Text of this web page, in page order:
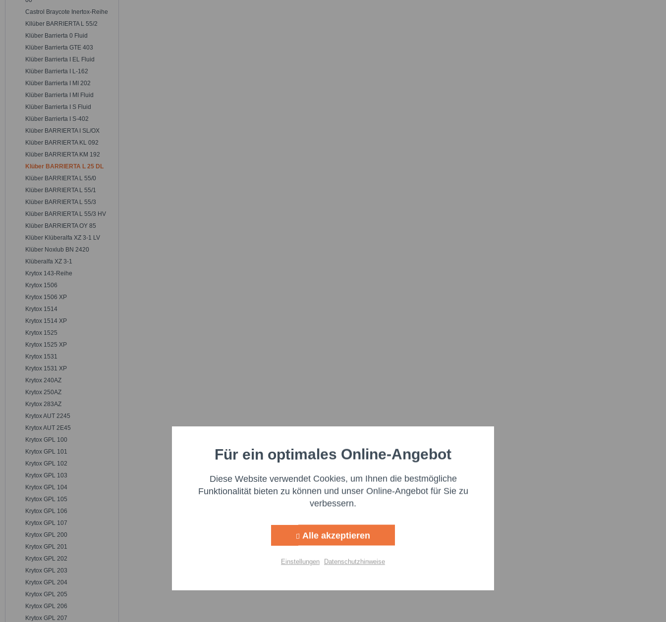
Castrol Braycote Inertox-Reihe
Kllüber BARRIERTA L 55/2
Klüber Barrierta 0 Fluid
Klüber Barrierta GTE 403
Klüber Barrierta I EL Fluid
Klüber Barrierta I L-162
Klüber Barrierta I MI 202
Klüber Barrierta I MI Fluid
Klüber Barrierta I S Fluid
Klüber Barrierta I S-402
Klüber BARRIERTA I SL/OX
Klüber BARRIERTA KL 092
Klüber BARRIERTA KM 192
Klüber BARRIERTA L 25 DL
Klüber BARRIERTA L 55/0
Klüber BARRIERTA L 55/1
Klüber BARRIERTA L 55/3
Klüber BARRIERTA L 55/3 HV
Klüber BARRIERTA OY 85
Klüber Klüberalfa XZ 3-1 LV
Klüber Noxlub BN 2420
Klüberalfa XZ 3-1
Krytox 143-Reihe
Krytox 1506
Krytox 1506 XP
Krytox 1514
Krytox 1514 XP
Krytox 1525
Krytox 1525 XP
Krytox 1531
Krytox 1531 XP
Krytox 240AZ
Krytox 250AZ
Krytox 283AZ
Krytox AUT 2245
Krytox AUT 2E45
Krytox GPL 100
Krytox GPL 101
Krytox GPL 102
Krytox GPL 103
Krytox GPL 104
Krytox GPL 105
Krytox GPL 106
Krytox GPL 107
Krytox GPL 200
Krytox GPL 201
Krytox GPL 202
Krytox GPL 203
Krytox GPL 204
Krytox GPL 205
Krytox GPL 206
Krytox GPL 207
Funktionale Aktiv
Marketing Aktiv
Für ein optimales Online-Angebot
Diese Website verwendet Cookies, um Ihnen die bestmögliche
Funktionalität bieten zu können und unser Online-Angebot für Sie zu
verbessern.
Alle akzeptieren
Einstellungen Datenschutzhinweise